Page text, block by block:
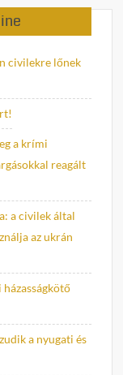
civilekre lőnek
a krími
reagált
a civilek által
az ukrán
a nyugati és